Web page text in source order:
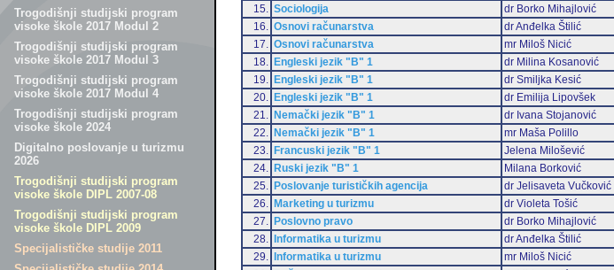
Trogodišnji studijski program
visoke škole 2017 Modul 2
Trogodišnji studijski program
visoke škole 2017 Modul 3
Trogodišnji studijski program
visoke škole 2017 Modul 4
Trogodišnji studijski program
visoke škole 2024
Digitalno poslovanje u turizmu
2026
Trogodišnji studijski program
visoke škole DIPL 2007-08
Trogodišnji studijski program
visoke škole DIPL 2009
Specijalističke studije 2011
15.
Sociologija dr Borko Mihajlović
16.
Osnovi računarstva dr Anđelka Štilić
17.
Osnovi računarstva mr Miloš Nicić
18.
Engleski jezik "B" 1 dr Milina Kosanović
19.
Engleski jezik "B" 1 dr Smiljka Kesić
20.
Engleski jezik "B" 1 dr Emilija Lipovšek
21.
Nemački jezik "B" 1 dr Ivana Stojanović
22.
Nemački jezik "B" 1 mr Maša Polillo
23.
Francuski jezik "B" 1 Jelena Milošević
24.
Ruski jezik "B" 1 Milana Borković
25.
Poslovanje turističkih agencija dr Jelisaveta Vučković
26.
Marketing u turizmu dr Violeta Tošić
27.
Poslovno pravo dr Borko Mihajlović
28.
Informatika u turizmu dr Anđelka Štilić
29.
Informatika u turizmu mr Miloš Nicić